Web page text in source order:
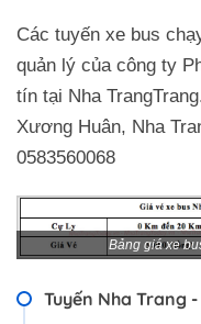
Các tuyến xe bus
quản lý của công ty
tín tại Nha
Xương Huân, Nha
0583560068
Bảng giá xe
Tuyến Nha Trang